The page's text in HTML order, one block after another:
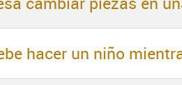
hacer un niño